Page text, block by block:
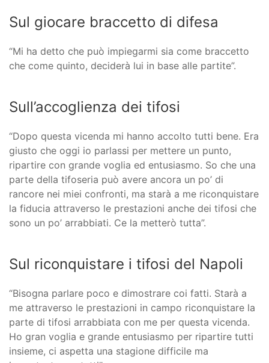
Sul giocare braccetto di difesa
“Mi ha detto che può impiegarmi sia come braccetto
che come quinto, deciderà lui in base alle partite”.
Sull’accoglienza dei tifosi
“Dopo questa vicenda mi hanno accolto tutti bene. Era
giusto che oggi io parlassi per mettere un punto,
ripartire con grande voglia ed entusiasmo. So che una
parte della tifoseria può avere ancora un po’ di
rancore nei miei confronti, ma starà a me riconquistare
la fiducia attraverso le prestazioni anche dei tifosi che
sono un po’ arrabbiati. Ce la metterò tutta”.
Sul riconquistare i tifosi del Napoli
“Bisogna parlare poco e dimostrare coi fatti. Starà a
me attraverso le prestazioni in campo riconquistare la
parte di tifosi arrabbiata con me per questa vicenda.
Ho gran voglia e grande entusiasmo per ripartire tutti
insieme, ci aspetta una stagione difficile ma